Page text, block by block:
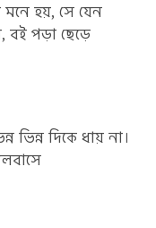
মনে হয়, সে যেন
বই পড়া ছেড়ে
ভিন্ন দিকে ধায় না।